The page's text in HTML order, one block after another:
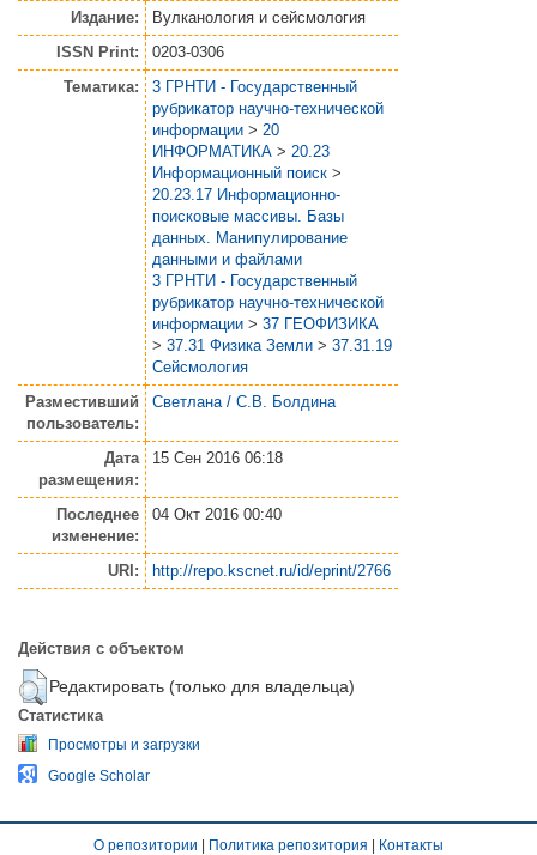
Издание:
Вулканология и сейсмология
ISSN Print:
0203-0306
Тематика:
3 ГРНТИ - Государственный
рубрикатор научно-технической
информации > 20
ИНФОРМАТИКА > 20.23
Информационный поиск >
20.23.17 Информационно-
поисковые массивы. Базы
данных. Манипулирование
данными и файлами
3 ГРНТИ - Государственный
рубрикатор научно-технической
информации > 37 ГЕОФИЗИКА
> 37.31 Физика Земли > 37.31.19
Сейсмология
Разместивший
пользователь:
Светлана / С.В. Болдина
Дата
размещения:
15 Сен 2016 06:18
Последнее
изменение:
04 Окт 2016 00:40
URI: http://repo.kscnet.ru/id/eprint/2766
Действия с объектом
Редактировать (только для владельца)
Статистика
Просмотры и загрузки
Google Scholar
О репозитории | Политика репозитория | Контакты